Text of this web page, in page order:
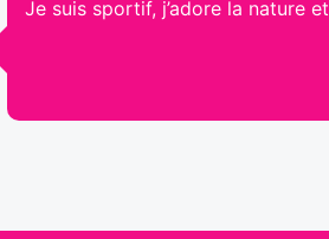
Je suis sportif, j’adore la nature